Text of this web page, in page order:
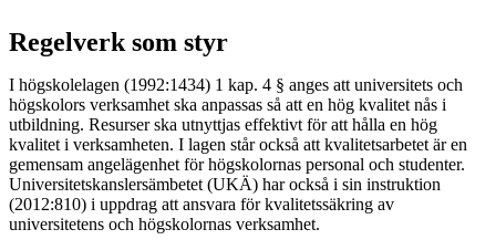
Regelverk som styr
I högskolelagen (1992:1434) 1 kap. 4 § anges att universitets och
högskolors verksamhet ska anpassas så att en hög kvalitet nås i
utbildning. Resurser ska utnyttjas effektivt för att hålla en hög
kvalitet i verksamheten. I lagen står också att kvalitetsarbetet är en
gemensam angelägenhet för högskolornas personal och studenter.
Universitetskanslersämbetet (UKÄ) har också i sin instruktion
(2012:810) i uppdrag att ansvara för kvalitetssäkring av
universitetens och högskolornas verksamhet.